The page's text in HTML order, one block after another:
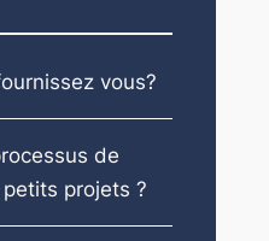
vous?
de
projets ?